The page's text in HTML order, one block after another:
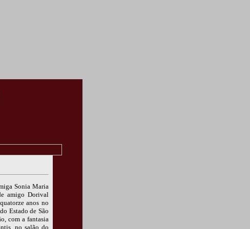
Sonia Maria
amigo Dorival
anos no
Estado de São
com a fantasia
.no salão do